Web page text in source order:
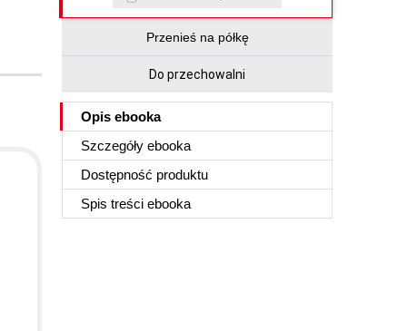
Przenieś na półkę
Do przechowalni
Opis ebooka
Szczegóły ebooka
Dostępność produktu
Spis treści ebooka